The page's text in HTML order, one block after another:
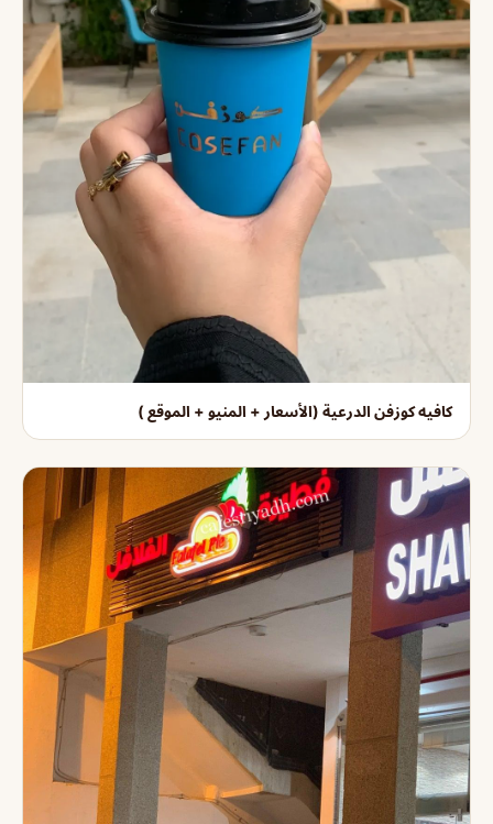
كافيه كوزفن الدرعية (الأسعار + المنيو + الموقع )